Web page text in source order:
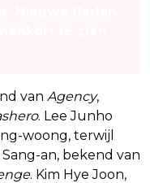
van Agency,
. Lee Junho
woong, terwijl
Sang-an, bekend van
. Kim Hye Joon,